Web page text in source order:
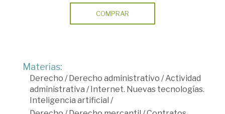
COMPRAR
Materias:
Derecho /Derecho administrativo /Actividad
administrativa /Internet. Nuevas tecnologías.
Inteligencia artificial /